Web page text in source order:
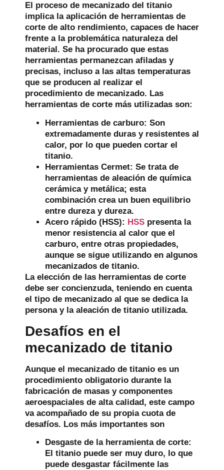
El proceso de mecanizado del titanio
implica la aplicación de herramientas de
corte de alto rendimiento, capaces de hacer
frente a la problemática naturaleza del
material. Se ha procurado que estas
herramientas permanezcan afiladas y
precisas, incluso a las altas temperaturas
que se producen al realizar el
procedimiento de mecanizado. Las
herramientas de corte más utilizadas son:
Herramientas de carburo: Son
extremadamente duras y resistentes al
calor, por lo que pueden cortar el
titanio.
Herramientas Cermet: Se trata de
herramientas de aleación de química
cerámica y metálica; esta
combinación crea un buen equilibrio
entre dureza y dureza.
Acero rápido (HSS): HSS presenta la
menor resistencia al calor que el
carburo, entre otras propiedades,
aunque se sigue utilizando en algunos
mecanizados de titanio.
La elección de las herramientas de corte
debe ser concienzuda, teniendo en cuenta
el tipo de mecanizado al que se dedica la
persona y la aleación de titanio utilizada.
Desafíos en el
mecanizado de titanio
Aunque el mecanizado de titanio es un
procedimiento obligatorio durante la
fabricación de masas y componentes
aeroespaciales de alta calidad, este campo
va acompañado de su propia cuota de
desafíos. Los más importantes son
Desgaste de la herramienta de corte:
El titanio puede ser muy duro, lo que
puede desgastar fácilmente las